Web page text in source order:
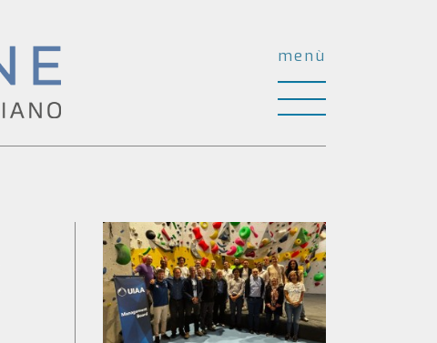
menù